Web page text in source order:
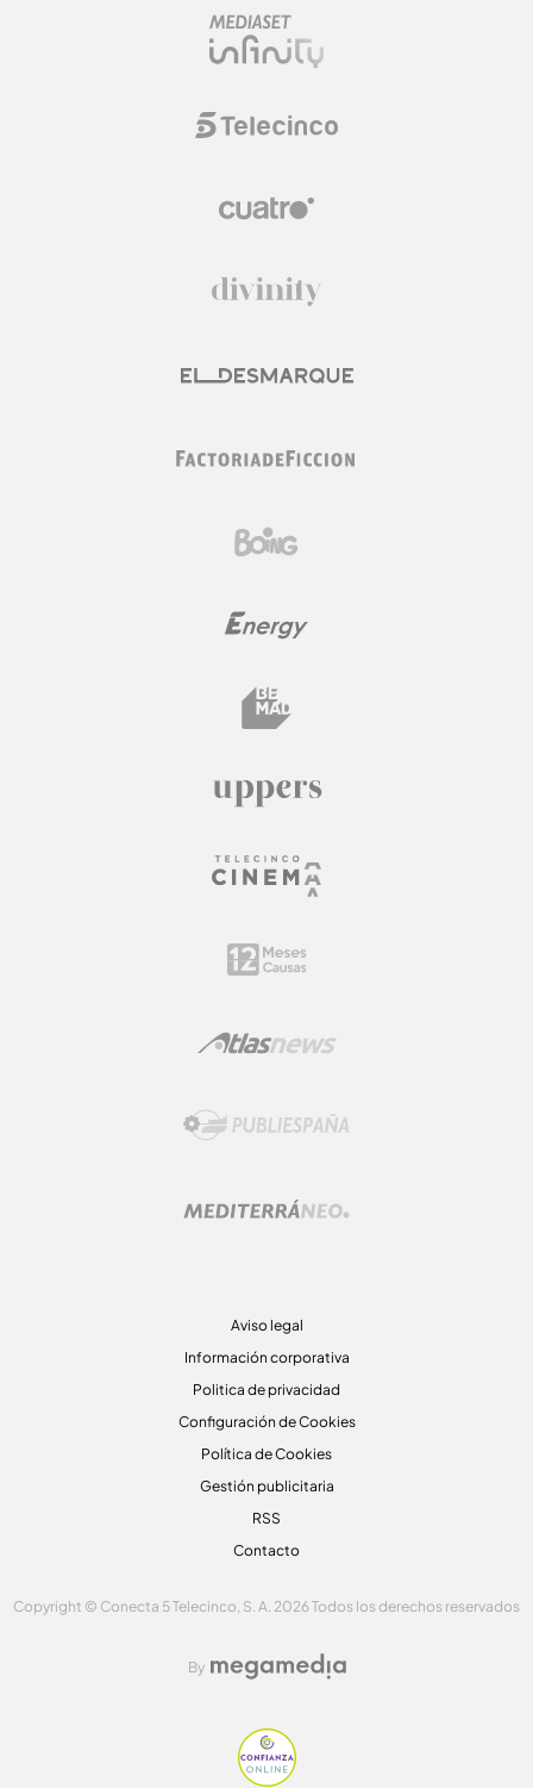
Aviso legal
Información corporativa
Politica de privacidad
Configuración de Cookies
Política de Cookies
Gestión publicitaria
RSS
Contacto
Copyright © Conecta 5 Telecinco, S. A. 2026 Todos los derechos reservados
By